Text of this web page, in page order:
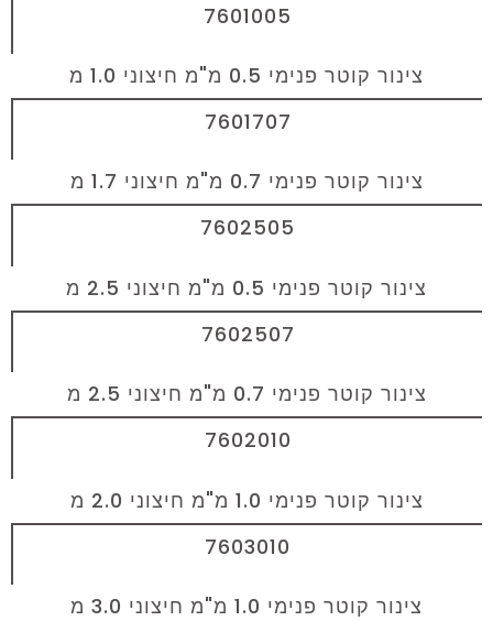
7601005
צינור קוטר פנימי 0.5 מ"מ חיצוני 1.0 מ
7601707
צינור קוטר פנימי 0.7 מ"מ חיצוני 1.7 מ
7602505
צינור קוטר פנימי 0.5 מ"מ חיצוני 2.5 מ
7602507
צינור קוטר פנימי 0.7 מ"מ חיצוני 2.5 מ
7602010
צינור קוטר פנימי 1.0 מ"מ חיצוני 2.0 מ
7603010
צינור קוטר פנימי 1.0 מ"מ חיצוני 3.0 מ